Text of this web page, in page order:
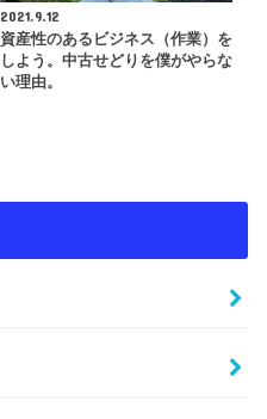
2021.9.12
資産性のあるビジネス（作業）を
しよう。中古せどりを僕がやらな
い理由。